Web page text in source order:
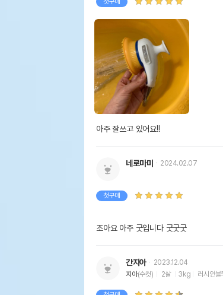
품명 및 모델명
법에 의한 인증,허가 등을
받았음을 확인할수 있는 경우
그에 대한 사항
제조국 또는 원산지
제조자,수입품의 경우
수입자를 함께 표기
소비자상담 관련 전화번호
유통기한
아주 잘쓰고 있어요!!
네로마미 2024.02.07
첫구매
조아요 아주 굿입니다 굿굿굿
간지아
2023.12.04
지아(수컷) 2살 3kg 러시안블